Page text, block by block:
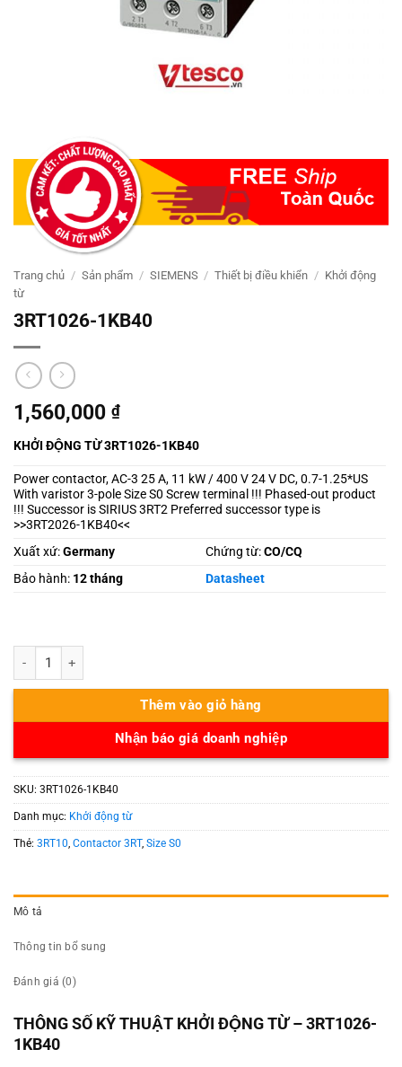
Trang chủ / Sản phẩm / SIEMENS / Thiết bị điều khiển / Khởi động
từ
3RT1026-1KB40
1,560,000 ₫
KHỞI ĐỘNG TỪ 3RT1026-1KB40
Power contactor, AC-3 25 A, 11 kW / 400 V 24 V DC, 0.7-1.25*US
With varistor 3-pole Size S0 Screw terminal !!! Phased-out product
!!! Successor is SIRIUS 3RT2 Preferred successor type is
>>3RT2026-1KB40<<
Xuất xứ:Germany Chứng từ:CO/CQ
Bảo hành: 12 tháng Datasheet
Thêm vào giỏ hàng
Nhận báo giá doanh nghiệp
SKU: 3RT1026-1KB40
Danh mục: Khởi động từ
Thẻ: 3RT10, Contactor 3RT, Size S0
Mô tả
Thông tin bổ sung
Đánh giá (0)
THÔNG SỐ KỸ THUẬT KHỞI ĐỘNG TỪ – 3RT1026-
1KB40